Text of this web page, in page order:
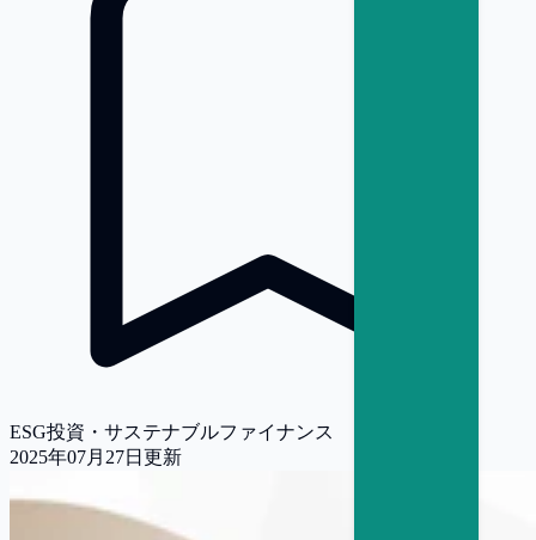
ESG投資・サステナブルファイナンス
2025年07月27日 更新